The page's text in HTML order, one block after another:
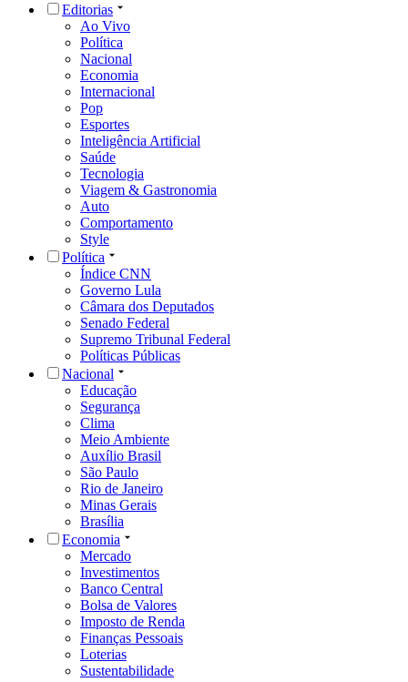
Editorias
Ao Vivo
Política
Nacional
Economia
Internacional
Pop
Esportes
Inteligência Artificial
Saúde
Tecnologia
Viagem & Gastronomia
Auto
Comportamento
Style
Política
Índice CNN
Governo Lula
Câmara dos Deputados
Senado Federal
Supremo Tribunal Federal
Políticas Públicas
Nacional
Educação
Segurança
Clima
Meio Ambiente
Auxílio Brasil
São Paulo
Rio de Janeiro
Minas Gerais
Brasília
Economia
Mercado
Investimentos
Banco Central
Bolsa de Valores
Imposto de Renda
Finanças Pessoais
Loterias
Sustentabilidade